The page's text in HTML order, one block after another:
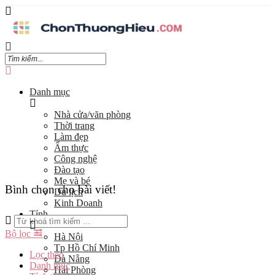
Danh mục
Nhà cửa/văn phòng
Thời trang
Làm đẹp
Ẩm thực
Công nghệ
Đào tạo
Mẹ và bé
Du lịch
Kinh Doanh
Tỉnh
Hà Nội
Tp Hồ Chí Minh
Đà Nẵng
Hải Phòng
Bình chọn cho bài viết!
Bộ lọc
Lọc theo
Danh mục